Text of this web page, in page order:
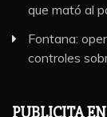
que mató al
Fontana:
controles
PUBLICITA